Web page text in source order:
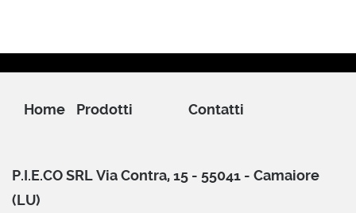
Home Prodotti Contatti
P.I.E.CO SRL Via Contra, 15 - 55041 - Camaiore
(LU)